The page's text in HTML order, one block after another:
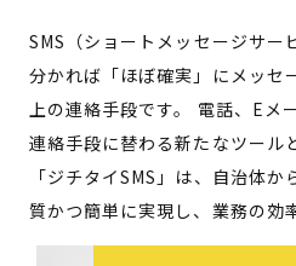
SMS（ショートメッセージサー
分かれば「ほぼ確実」にメッセ
上の連絡手段です。 電話、Eメ
連絡手段に替わる新たなツール
「ジチタイSMS」は、自治体
質かつ簡単に実現し、業務の効